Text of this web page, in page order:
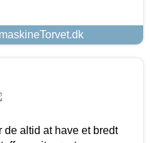
de altid at have et bredt